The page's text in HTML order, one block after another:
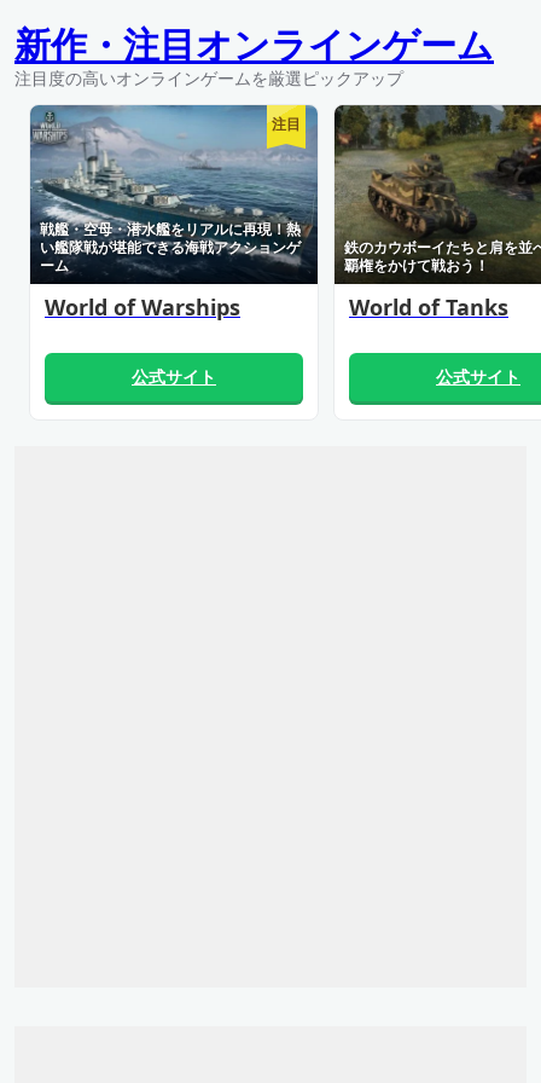
新作・注目オンラインゲーム
注目度の高いオンラインゲームを厳選ピックアップ
World of Warships
戦艦・空母・潜水艦をリアルに再現！熱
い艦隊戦が堪能できる海戦アクションゲ
ーム
注目
公式サイト
World of Tanks
鉄のカウボーイたちと肩を並
覇権をかけて戦おう！
公式サイト